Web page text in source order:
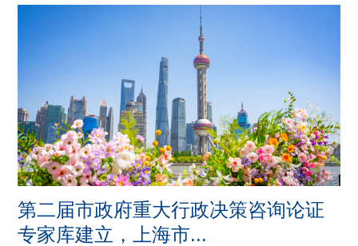
第二届市政府重大行政决策咨询论证
专家库建立，上海市...